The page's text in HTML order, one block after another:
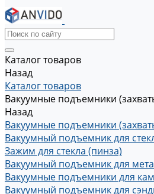
Каталог товаров
Назад
Каталог товаров
Вакуумные подъемники
Назад
Вакуумные подъемники
Вакуумный подъемник для
Зажим для стекла (пинза)
Вакуумный подъемник для
Вакуумные подъемники для
Вакуумный подъемник для